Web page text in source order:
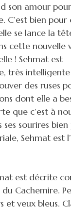
son amour
C’est bien pour
se lance la
cette nouvelle
! Sehmat est
très
des ruses
dont elle a
que c’est à
ses sourires
Sehmat est
est décrite
Cachemire.
et yeux bleus.